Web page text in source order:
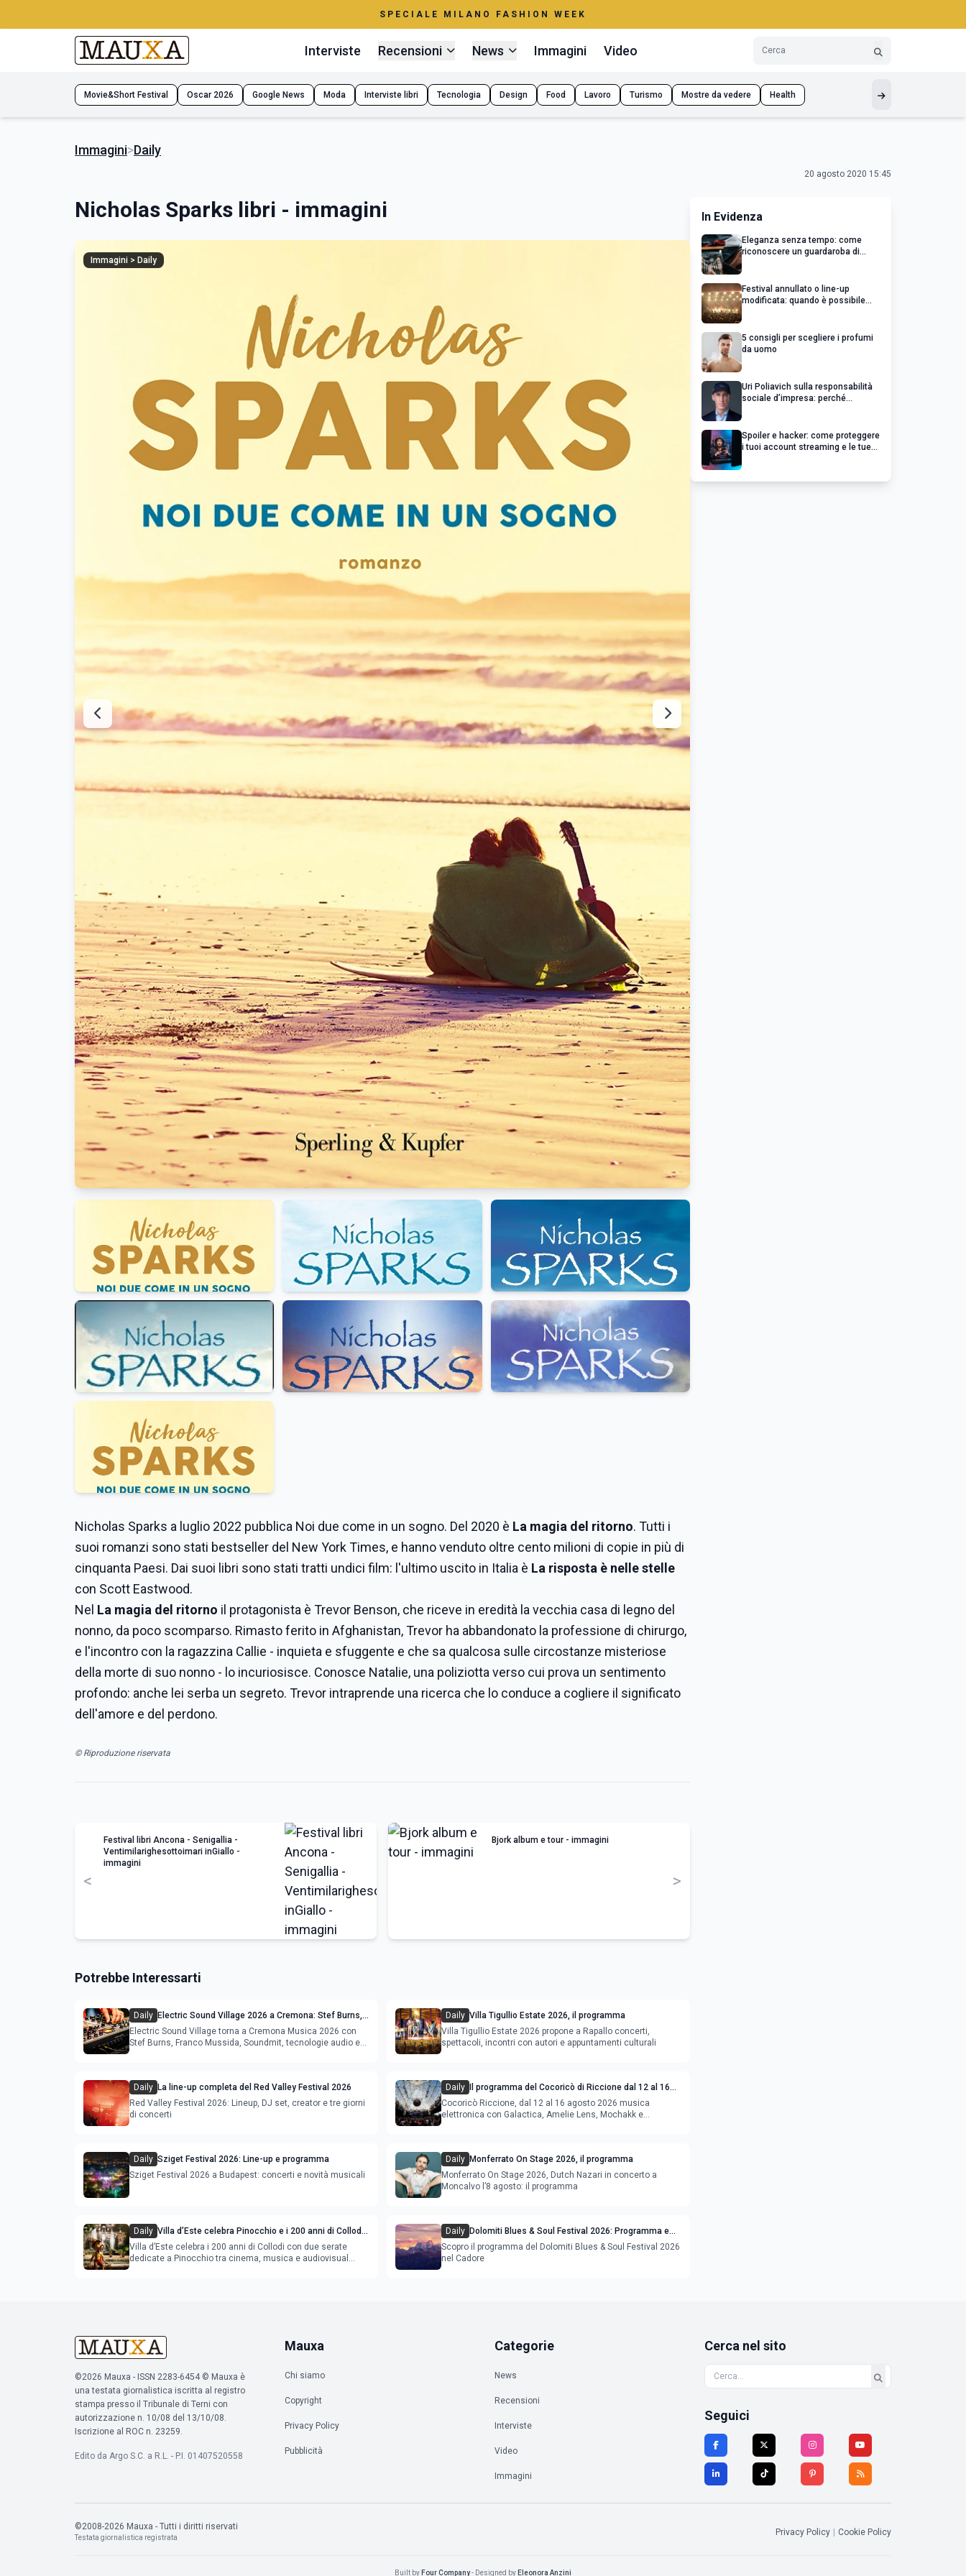
SPECIALE MILANO FASHION WEEK
Interviste Recensioni News Immagini Video
Movie&Short Festival Oscar 2026 Google News Moda Interviste libri Tecnologia Design Food Lavoro Turismo Mostre da vedere Health
Immagini>Daily
20 agosto 2020 15:45
Nicholas Sparks libri - immagini
Immagini > Daily
Nicholas Sparks a luglio 2022 pubblica Noi due come in un sogno. Del 2020 è La magia del ritorno. Tutti i
suoi romanzi sono stati bestseller del New York Times, e hanno venduto oltre cento milioni di copie in più di
cinquanta Paesi. Dai suoi libri sono stati tratti undici film: l'ultimo uscito in Italia è La risposta è nelle stelle
con Scott Eastwood.
Nel La magia del ritorno il protagonista è Trevor Benson, che riceve in eredità la vecchia casa di legno del
nonno, da poco scomparso. Rimasto ferito in Afghanistan, Trevor ha abbandonato la professione di chirurgo,
e l'incontro con la ragazzina Callie - inquieta e sfuggente e che sa qualcosa sulle circostanze misteriose
della morte di suo nonno - lo incuriosisce. Conosce Natalie, una poliziotta verso cui prova un sentimento
profondo: anche lei serba un segreto. Trevor intraprende una ricerca che lo conduce a cogliere il significato
dell'amore e del perdono.
© Riproduzione riservata
<
Festival libri Ancona - Senigallia -
Ventimilarighesottoimari inGiallo -
immagini
Bjork album e tour - immagini
>
Potrebbe Interessarti
Daily Electric Sound Village 2026 a Cremona: Stef Burns,
Soundmit e Young Band Contest, il programma
Electric Sound Village torna a Cremona Musica 2026 con
Stef Burns, Franco Mussida, Soundmit, tecnologie audio e
Daily Villa Tigullio Estate 2026, il programma
Villa Tigullio Estate 2026 propone a Rapallo concerti,
spettacoli, incontri con autori e appuntamenti culturali
Daily La line-up completa del Red Valley Festival 2026
Red Valley Festival 2026: Lineup, DJ set, creator e tre giorni
di concerti
Daily Il programma del Cocoricò di Riccione dal 12 al 16
agosto 2026
Cocoricò Riccione, dal 12 al 16 agosto 2026 musica
elettronica con Galactica, Amelie Lens, Mochakk e
Daily Sziget Festival 2026: Line-up e programma
Sziget Festival 2026 a Budapest: concerti e novità musicali
Daily Monferrato On Stage 2026, il programma
Monferrato On Stage 2026, Dutch Nazari in concerto a
Moncalvo l’8 agosto: il programma
Daily Villa d’Este celebra Pinocchio e i 200 anni di Collodi
con cinema, musica e audiovisual mapping
Villa d’Este celebra i 200 anni di Collodi con due serate
dedicate a Pinocchio tra cinema, musica e audiovisual
Daily Dolomiti Blues & Soul Festival 2026: Programma e
Location nel Cadore
Scopro il programma del Dolomiti Blues & Soul Festival 2026
nel Cadore
In Evidenza
Eleganza senza tempo: come
riconoscere un guardaroba di
Festival annullato o line-up
modificata: quando è possibile
5 consigli per scegliere i profumi
da uomo
Uri Poliavich sulla responsabilità
sociale d’impresa: perché
Spoiler e hacker: come proteggere
i tuoi account streaming e le tue
©2026 Mauxa - ISSN 2283-6454 © Mauxa è
una testata giornalistica iscritta al registro
stampa presso il Tribunale di Terni con
autorizzazione n. 10/08 del 13/10/08.
Iscrizione al ROC n. 23259.
Edito da Argo S.C. a R.L. - P.I. 01407520558
Mauxa
Chi siamo
Copyright
Privacy Policy
Pubblicità
Categorie
News
Recensioni
Interviste
Video
Immagini
Cerca nel sito
Seguici
©2008-2026 Mauxa - Tutti i diritti riservati
Testata giornalistica registrata
Privacy Policy | Cookie Policy
Built by Four Company- Designed by Eleonora Anzini